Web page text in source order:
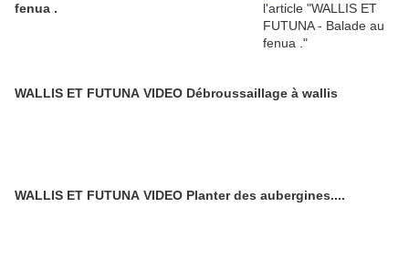
fenua .
WALLIS ET FUTUNA VIDEO Débroussaillage à wallis
WALLIS ET FUTUNA VIDEO Planter des aubergines....